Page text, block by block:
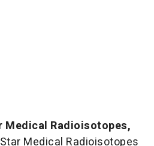
Medical Radioisotopes,
Medical Radioisotopes